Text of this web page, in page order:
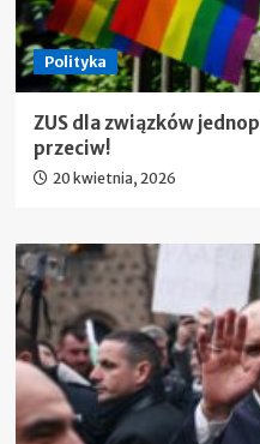
Polityka
ZUS dla związków
przeciw!
20 kwietnia, 2026